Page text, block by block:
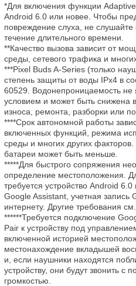
*Для включения функции
Android 6.0 или новее. Чтобы
повреждение слуха, не
течение длительного времени.
**Качество вызова зависит от
среды, сетевого трафика и
***Pixel Buds A-Series (только
степень защиты от воды IPx4 в
60529. Водонепроницаемость не
условием и может быть снижена в
износа, ремонта, разборки или
****Срок автономной работы
включенных функций, режима
среды и многих других
батареи может быть меньше.
*****Для быстрого сопряжения
определение местоположения.
требуется устройство Android
Google Assistant, учетная запись
интернету. Другие требования
******Требуется подключение
Pair к устройству под
включенной историей
местонахождение вкладышей
и, если наушники находятся
устройству, они будут звонить с
громкостью.